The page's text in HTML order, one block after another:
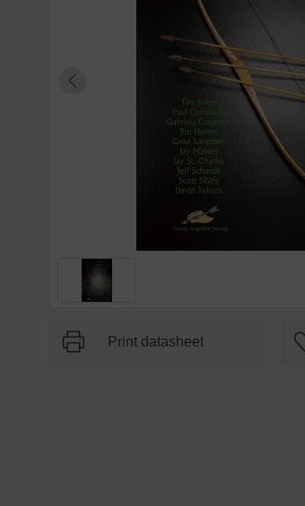
Print datasheet